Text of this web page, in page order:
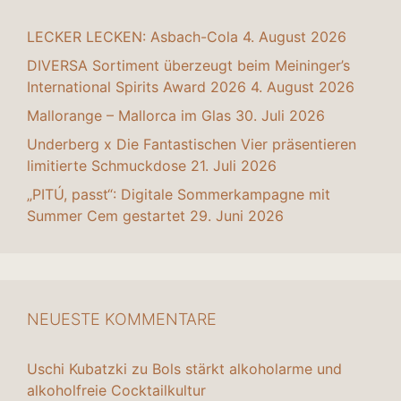
LECKER LECKEN: Asbach-Cola 4. August 2026
DIVERSA Sortiment überzeugt beim Meininger’s
International Spirits Award 2026 4. August 2026
Mallorange – Mallorca im Glas 30. Juli 2026
Underberg x Die Fantastischen Vier präsentieren
limitierte Schmuckdose 21. Juli 2026
„PITÚ, passt“: Digitale Sommerkampagne mit
Summer Cem gestartet 29. Juni 2026
NEUESTE KOMMENTARE
Uschi Kubatzki zu Bols stärkt alkoholarme und
alkoholfreie Cocktailkultur